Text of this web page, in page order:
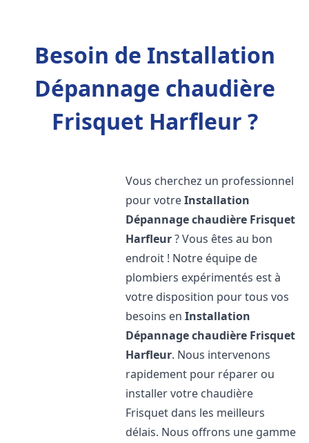
Besoin de Installation
Dépannage chaudière
Frisquet Harfleur ?
Vous cherchez un professionnel
pour votreInstallation
Dépannage chaudière Frisquet
Harfleur? Vous êtes au bon
endroit ! Notre équipe de
plombiers expérimentés est à
votre disposition pour tous vos
besoins enInstallation
Dépannage chaudière Frisquet
Harfleur. Nous intervenons
rapidement pour réparer ou
installer votre chaudière
Frisquet dans les meilleurs
délais. Nous offrons une gamme